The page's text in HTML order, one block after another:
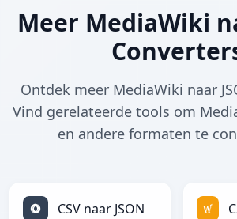
Meer MediaWiki
Ontdek meer MediaWiki naar
Vind gerelateerde tools om
en andere formaten te
CSV naar JSON